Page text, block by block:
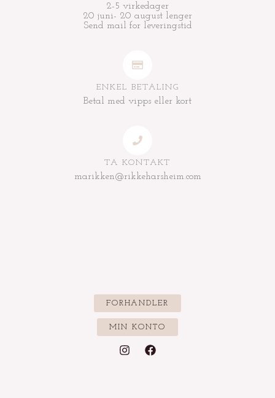
2-5 virkedager
20 juni- 20 august lenger
Send mail for leveringstid
ENKEL BETALING
Betal med vipps eller kort
TA KONTAKT
marikken@rikkeharsheim.com
FORHANDLER
MIN KONTO